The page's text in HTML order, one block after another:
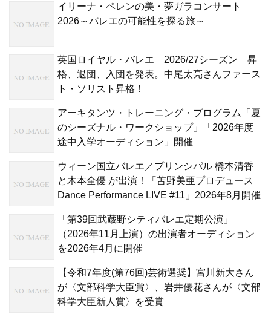
イリーナ・ペレンの美・夢ガラコンサート
2026～バレエの可能性を探る旅～
英国ロイヤル・バレエ 2026/27シーズン 昇
格、退団、入団を発表。中尾太亮さんファース
ト・ソリスト昇格！
アーキタンツ・トレーニング・プログラム「夏
のシーズナル・ワークショップ」「2026年度
途中入学オーディション」開催
ウィーン国立バレエ／プリンシパル 橋本清香
と木本全優 が出演！「苫野美亜プロデュース
Dance Performance LIVE #11」2026年8月開催
「第39回武蔵野シティバレエ定期公演」
（2026年11月上演）の出演者オーディション
を2026年4月に開催
【令和7年度(第76回)芸術選奨】宮川新大さん
が〈文部科学大臣賞〉、岩井優花さんが〈文部
科学大臣新人賞〉を受賞